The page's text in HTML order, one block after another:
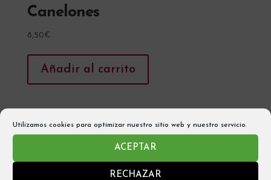
Utilizamos cookies para optimizar nuestro sitio web y nuestro servicio.
ACEPTAR
RECHAZAR
Canelones
8,50€
Añadir al carrito